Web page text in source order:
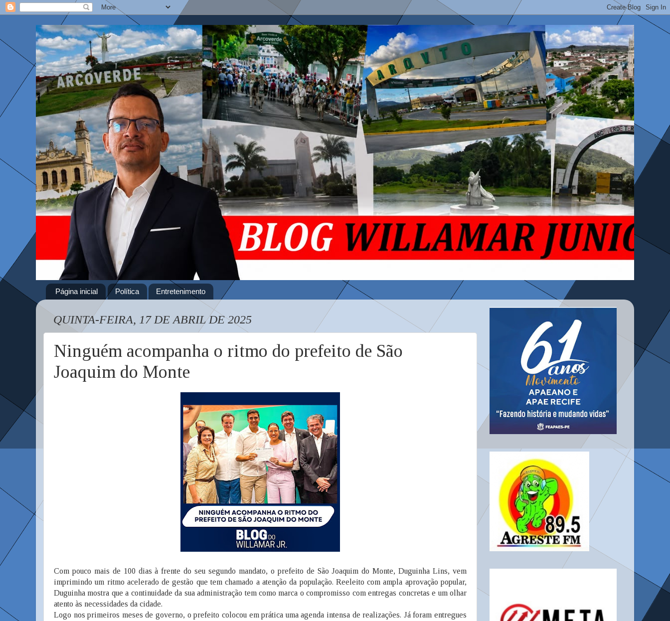
Página inicial Política Entretenimento
QUINTA-FEIRA, 17 DE ABRIL DE 2025
Ninguém acompanha o ritmo do prefeito de São
Joaquim do Monte
Com pouco mais de 100 dias à frente do seu segundo mandato, o prefeito de São Joaquim do Monte, Duguinha Lins, vem
imprimindo um ritmo acelerado de gestão que tem chamado a atenção da população. Reeleito com ampla aprovação popular,
Duguinha mostra que a continuidade da sua administração tem como marca o compromisso com entregas concretas e um olhar
atento às necessidades da cidade.
Logo nos primeiros meses de governo, o prefeito colocou em prática uma agenda intensa de realizações. Já foram entregues